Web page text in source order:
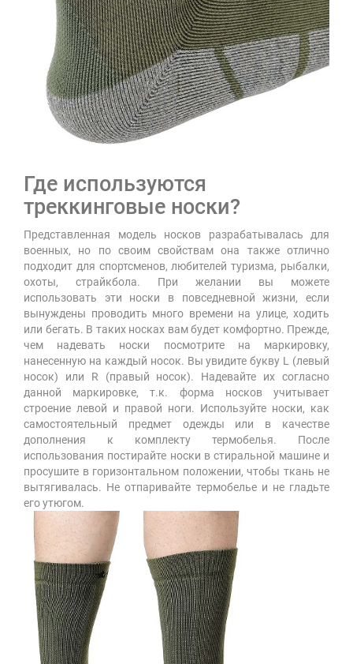
Где используются
треккинговые носки?
Представленная модель носков разрабатывалась для
военных, но по своим свойствам она также отлично
подходит для спортсменов, любителей туризма, рыбалки,
охоты, страйкбола. При желании вы можете
использовать эти носки в повседневной жизни, если
вынуждены проводить много времени на улице, ходить
или бегать. В таких носках вам будет комфортно. Прежде,
чем надевать носки посмотрите на маркировку,
нанесенную на каждый носок. Вы увидите букву L (левый
носок) или R (правый носок). Надевайте их согласно
данной маркировке, т.к. форма носков учитывает
строение левой и правой ноги. Используйте носки, как
самостоятельный предмет одежды или в качестве
дополнения к комплекту термобелья. После
использования постирайте носки в стиральной машине и
просушите в горизонтальном положении, чтобы ткань не
вытягивалась. Не отпаривайте термобелье и не гладьте
его утюгом.